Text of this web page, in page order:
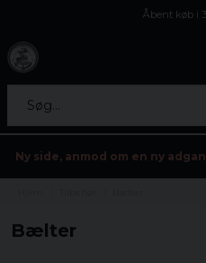
Åbent køb i
Søg...
Ny side, anmod om en ny
Bælter